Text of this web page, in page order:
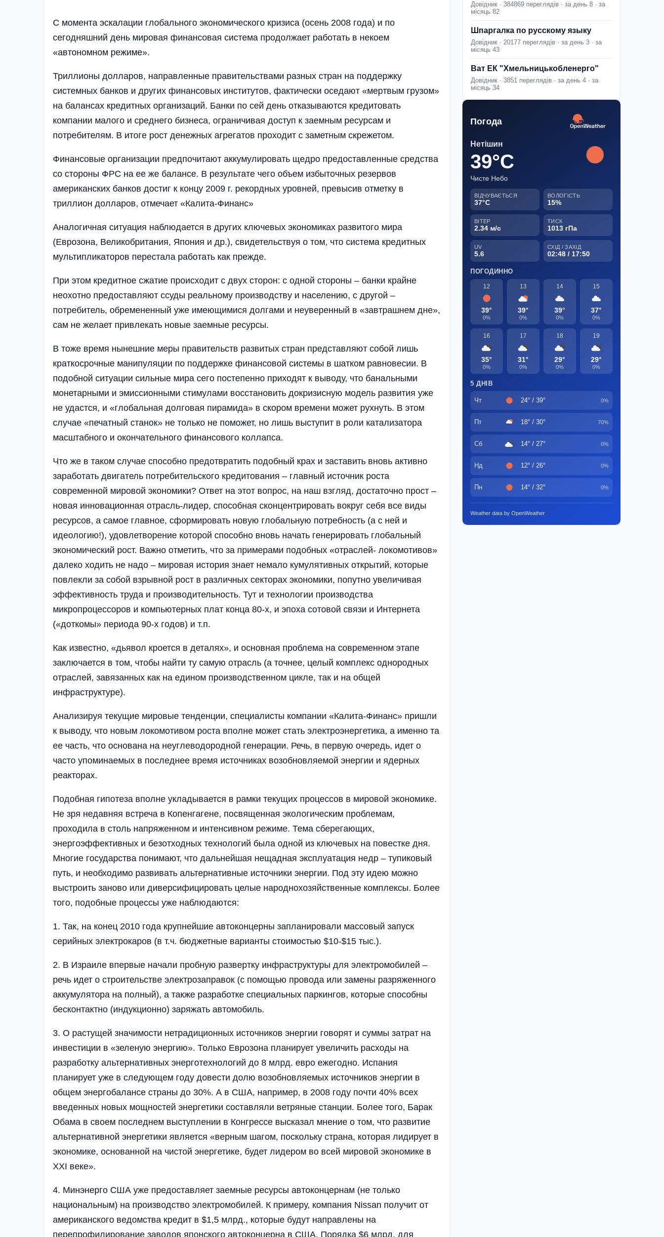
С момента эскалации глобального экономического кризиса (осень 2008 года) и по
сегодняшний день мировая финансовая система продолжает работать в некоем
«автономном режиме».
Триллионы долларов, направленные правительствами разных стран на поддержку
системных банков и других финансовых институтов, фактически оседают «мертвым грузом»
на балансах кредитных организаций. Банки по сей день отказываются кредитовать
компании малого и среднего бизнеса, ограничивая доступ к заемным ресурсам и
потребителям. В итоге рост денежных агрегатов проходит с заметным скрежетом.
Финансовые организации предпочитают аккумулировать щедро предоставленные средства
со стороны ФРС на ее же балансе. В результате чего объем избыточных резервов
американских банков достиг к концу 2009 г. рекордных уровней, превысив отметку в
триллион долларов, отмечает «Калита-Финанс»
Аналогичная ситуация наблюдается в других ключевых экономиках развитого мира
(Еврозона, Великобритания, Япония и др.), свидетельствуя о том, что система кредитных
мультипликаторов перестала работать как прежде.
При этом кредитное сжатие происходит с двух сторон: с одной стороны – банки крайне
неохотно предоставляют ссуды реальному производству и населению, с другой –
потребитель, обремененный уже имеющимися долгами и неуверенный в «завтрашнем дне»,
сам не желает привлекать новые заемные ресурсы.
В тоже время нынешние меры правительств развитых стран представляют собой лишь
краткосрочные манипуляции по поддержке финансовой системы в шатком равновесии. В
подобной ситуации сильные мира сего постепенно приходят к выводу, что банальными
монетарными и эмиссионными стимулами восстановить докризисную модель развития уже
не удастся, и «глобальная долговая пирамида» в скором времени может рухнуть. В этом
случае «печатный станок» не только не поможет, но лишь выступит в роли катализатора
масштабного и окончательного финансового коллапса.
Что же в таком случае способно предотвратить подобный крах и заставить вновь активно
заработать двигатель потребительского кредитования – главный источник роста
современной мировой экономики? Ответ на этот вопрос, на наш взгляд, достаточно прост –
новая инновационная отрасль-лидер, способная сконцентрировать вокруг себя все виды
ресурсов, а самое главное, сформировать новую глобальную потребность (а с ней и
идеологию!), удовлетворение которой способно вновь начать генерировать глобальный
экономический рост. Важно отметить, что за примерами подобных «отраслей- локомотивов»
далеко ходить не надо – мировая история знает немало кумулятивных открытий, которые
повлекли за собой взрывной рост в различных секторах экономики, попутно увеличивая
эффективность труда и производительность. Тут и технологии производства
микропроцессоров и компьютерных плат конца 80-х, и эпоха сотовой связи и Интернета
(«доткомы» периода 90-х годов) и т.п.
Как известно, «дьявол кроется в деталях», и основная проблема на современном этапе
заключается в том, чтобы найти ту самую отрасль (а точнее, целый комплекс однородных
отраслей, завязанных как на едином производственном цикле, так и на общей
инфраструктуре).
Анализируя текущие мировые тенденции, специалисты компании «Калита-Финанс» пришли
к выводу, что новым локомотивом роста вполне может стать электроэнергетика, а именно та
ее часть, что основана на неуглеводородной генерации. Речь, в первую очередь, идет о
часто упоминаемых в последнее время источниках возобновляемой энергии и ядерных
реакторах.
Подобная гипотеза вполне укладывается в рамки текущих процессов в мировой экономике.
Не зря недавняя встреча в Копенгагене, посвященная экологическим проблемам,
проходила в столь напряженном и интенсивном режиме. Тема сберегающих,
энергоэффективных и безотходных технологий была одной из ключевых на повестке дня.
Многие государства понимают, что дальнейшая нещадная эксплуатация недр – тупиковый
путь, и необходимо развивать альтернативные источники энергии. Под эту идею можно
выстроить заново или диверсифицировать целые народнохозяйственные комплексы. Более
того, подобные процессы уже наблюдаются:
1. Так, на конец 2010 года крупнейшие автоконцерны запланировали массовый запуск
серийных электрокаров (в т.ч. бюджетные варианты стоимостью $10-$15 тыс.).
2. В Израиле впервые начали пробную развертку инфраструктуры для электромобилей –
речь идет о строительстве электрозаправок (с помощью провода или замены разряженного
аккумулятора на полный), а также разработке специальных паркингов, которые способны
бесконтактно (индукционно) заряжать автомобиль.
3. О растущей значимости нетрадиционных источников энергии говорят и суммы затрат на
инвестиции в «зеленую энергию». Только Еврозона планирует увеличить расходы на
разработку альтернативных энерготехнологий до 8 млрд. евро ежегодно. Испания
планирует уже в следующем году довести долю возобновляемых источников энергии в
общем энергобалансе страны до 30%. А в США, например, в 2008 году почти 40% всех
введенных новых мощностей энергетики составляли ветряные станции. Более того, Барак
Обама в своем последнем выступлении в Конгрессе высказал мнение о том, что развитие
альтернативной энергетики является «верным шагом, поскольку страна, которая лидирует в
экономике, основанной на чистой энергетике, будет лидером во всей мировой экономике в
XXI веке».
4. Минэнерго США уже предоставляет заемные ресурсы автоконцернам (не только
национальным) на производство электромобилей. К примеру, компания Nissan получит от
американского ведомства кредит в $1,5 млрд., которые будут направлены на
перепрофилирование заводов японского автоконцерна в США. Порядка $6 млрд. для
Довідник · 384869 переглядів · за день 8 · за
місяць 82
Шпаргалка по русскому языку
Довідник · 20177 переглядів · за день 3 · за
місяць 43
Ват ЕК "Хмельницькобленерго"
Довідник · 3851 переглядів · за день 4 · за
місяць 34
Погода
Нетішин
39°C
Чисте Небо
ВІДЧУВАЄТЬСЯ
37°C
ВОЛОГІСТЬ
15%
ВІТЕР
2.34 м/с
ТИСК
1013 гПа
UV
5.6
СХІД / ЗАХІД
02:48 / 17:50
ПОГОДИННО
12
39°
0%
13
39°
0%
14
39°
0%
15
37°
0%
16
35°
0%
17
31°
0%
18
29°
0%
19
29°
0%
5 ДНІВ
Чт 24° / 39° 0%
Пт 18° / 30° 70%
Сб 14° / 27° 0%
Нд 12° / 26° 0%
Пн 14° / 32° 0%
Weather data by OpenWeather